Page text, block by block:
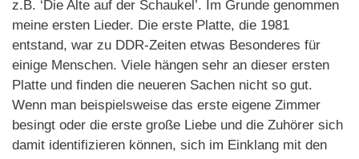
z.B. ‘Die Alte auf der Schaukel’. Im Grunde genommen
meine ersten Lieder. Die erste Platte, die 1981
entstand, war zu DDR-Zeiten etwas Besonderes für
einige Menschen. Viele hängen sehr an dieser ersten
Platte und finden die neueren Sachen nicht so gut.
Wenn man beispielsweise das erste eigene Zimmer
besingt oder die erste große Liebe und die Zuhörer sich
damit identifizieren können, sich im Einklang mit den